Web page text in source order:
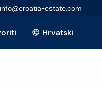
info@croatia-estate.com
Hrvatski
Vidi sve